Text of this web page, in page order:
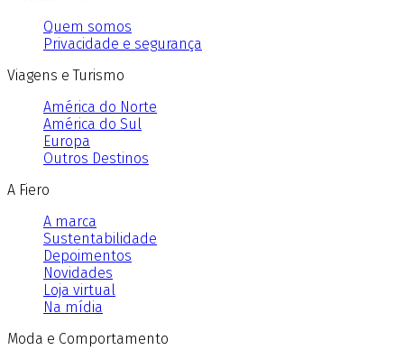
Quem somos
Privacidade e segurança
Viagens e Turismo
América do Norte
América do Sul
Europa
Outros Destinos
A Fiero
A marca
Sustentabilidade
Depoimentos
Novidades
Loja virtual
Na mídia
Moda e Comportamento